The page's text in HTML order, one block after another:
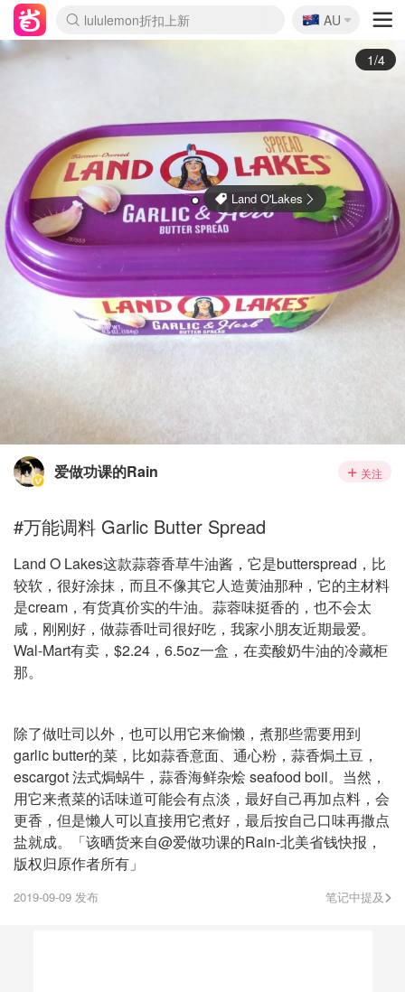
lululemon折扣上新
Sasa美妆护肤3.5折
SSENSE年中3折
FreshBeauty好价汇总
Cettire降价+叠9折
Farfetch折上8折
WWS Coles超市实拍
viagogo二手票捡漏
Myer清仓1折起
The Outnet奢牌1折起
David Jones 3折起
Flannels大牌1折
Perfumes Club护肤1折
AMIRO返校季6.2折
Oweek抽奖送Airpods
Amazon折扣汇总
eToro入金$200送$50
Amazon数码好物
ICONIC本周7.5折
ThedoubleF高奢地板价
Moose Knuckles 6折
丝芙兰5折起
EUFY官网3.7折起
Selenichast首饰2折
Trip机票酒店促销
YSL送5件彩妆礼
Amazon家居好物
BIGBANG巡演开票
David Jones时尚3折
Amazon美妆护肤
雅漾大喷$8
过敏原检测盒$33
伊索独家赠50ml沐浴露
科颜氏清仓3折
SEALIFE海洋馆门票6折
丝塔芙大白罐$16
订阅Newsletter送香薰
Cult Beauty 6.8折
Harrods圣诞日历2.3折
LN-CC奢牌私促3折
d'Alba空姐喷雾$16
EVE LOM套装逆天2折
Bernardelli独家4折
Adore Beauty 6折起
CT圣诞日历
Mytheresa奢品2.7折
Luxury Escapes 9折
Currentbody美容仪9折
MOON Garden Live
ALLSAINTS美衣3折
Roborock扫地机3.7折
Tingo Life水杯$24
Valentino官网5折
CR洗发护发6.3折
修丽可套装7.4折
🇦🇺
AU
2/4
爱做功课的Rain 关注
#万能调料 Garlic Butter Spread
Land O Lakes这款蒜蓉香草牛油酱，它是butterspread，比
较软，很好涂抹，而且不像其它人造黄油那种，它的主材料
是cream，有货真价实的牛油。蒜蓉味挺香的，也不会太
咸，刚刚好，做蒜香吐司很好吃，我家小朋友近期最爱。
Wal-Mart有卖，$2.24，6.5oz一盒，在卖酸奶牛油的冷藏柜
那。
除了做吐司以外，也可以用它来偷懒，煮那些需要用到
garlic butter的菜，比如蒜香意面、通心粉，蒜香焗土豆，
escargot 法式焗蜗牛，蒜香海鲜杂烩 seafood boil。当然，
用它来煮菜的话味道可能会有点淡，最好自己再加点料，会
更香，但是懒人可以直接用它煮好，最后按自己口味再撒点
盐就成。「该晒货来自@爱做功课的Rain-北美省钱快报，
版权归原作者所有」
2019-09-09 发布 笔记中提及